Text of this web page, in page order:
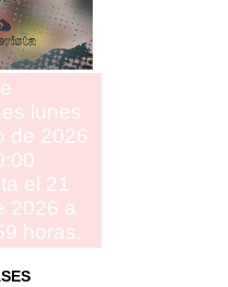
lunes
de 2026
el 21
2026 a
horas.